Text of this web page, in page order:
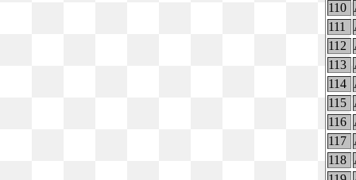
110
111
112
113
114
115
116
117
118